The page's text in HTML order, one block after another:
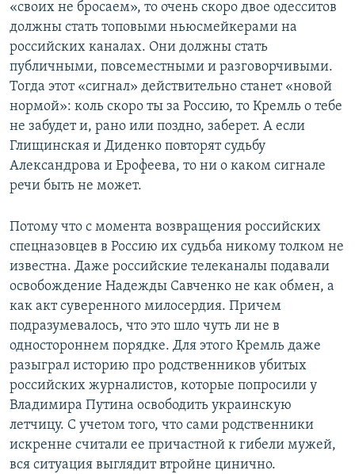
«своих не бросаем», то очень скоро двое одесситов
должны стать топовыми ньюсмейкерами на
российских каналах. Они должны стать
публичными, повсеместными и разговорчивыми.
Тогда этот «сигнал» действительно станет «новой
нормой»: коль скоро ты за Россию, то Кремль о тебе
не забудет и, рано или поздно, заберет. А если
Глищинская и Диденко повторят судьбу
Александрова и Ерофеева, то ни о каком сигнале
речи быть не может.
Потому что с момента возвращения российских
спецназовцев в Россию их судьба никому толком не
известна. Даже российские телеканалы подавали
освобождение Надежды Савченко не как обмен, а
как акт суверенного милосердия. Причем
подразумевалось, что это шло чуть ли не в
одностороннем порядке. Для этого Кремль даже
разыграл историю про родственников убитых
российских журналистов, которые попросили у
Владимира Путина освободить украинскую
летчицу. С учетом того, что сами родственники
искренне считали ее причастной к гибели мужей,
вся ситуация выглядит втройне цинично.